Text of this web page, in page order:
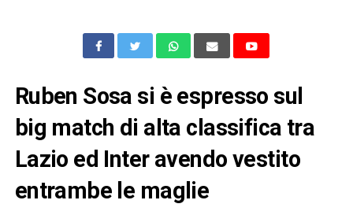
Ruben Sosa si è espresso sul
big match di alta classifica tra
Lazio ed Inter avendo vestito
entrambe le maglie